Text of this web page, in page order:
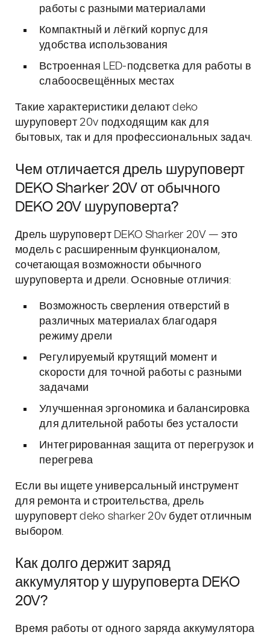
работы с разными материалами
Компактный и лёгкий корпус для
удобства использования
Встроенная LED-подсветка для работы в
слабоосвещённых местах
Такие характеристики делают deko
шуруповерт 20v подходящим как для
бытовых, так и для профессиональных задач.
Чем отличается дрель шуруповерт
DEKO Sharker 20V от обычного
DEKO 20V шуруповерта?
Дрель шуруповерт DEKO Sharker 20V — это
модель с расширенным функционалом,
сочетающая возможности обычного
шуруповерта и дрели. Основные отличия:
Возможность сверления отверстий в
различных материалах благодаря
режиму дрели
Регулируемый крутящий момент и
скорости для точной работы с разными
задачами
Улучшенная эргономика и балансировка
для длительной работы без усталости
Интегрированная защита от перегрузок и
перегрева
Если вы ищете универсальный инструмент
для ремонта и строительства, дрель
шуруповерт deko sharker 20v будет отличным
выбором.
Как долго держит заряд
аккумулятор у шуруповерта DEKO
20V?
Время работы от одного заряда аккумулятора